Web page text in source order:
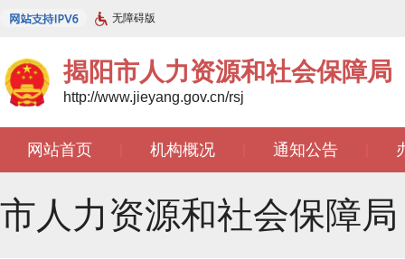
无障碍版
揭阳市人力资源和社会保障局
http://www.jieyang.gov.cn/rsj
网站首页 机构概况 通知公告
市人力资源和社会保障局